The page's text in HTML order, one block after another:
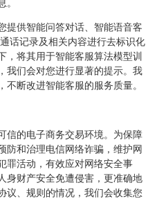
。
提供智能问答对话、智能语音客
话记录及相关内容进行去标识化
将其用于智能客服算法模型训
我们会对您进行显著的提示。我
断改进智能客服的服务质量。
信的电子商务交易环境。为保障
防和治理电信网络诈骗，维护网
罪活动，有效应对网络安全事
身财产安全免遭侵害，更准确地
议、规则的情况，我们会收集您